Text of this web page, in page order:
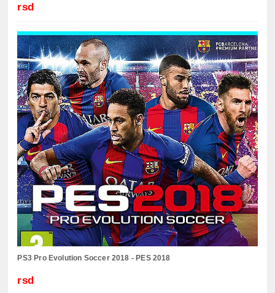
rsd
PS3 Pro Evolution Soccer 2018 - PES 2018
rsd